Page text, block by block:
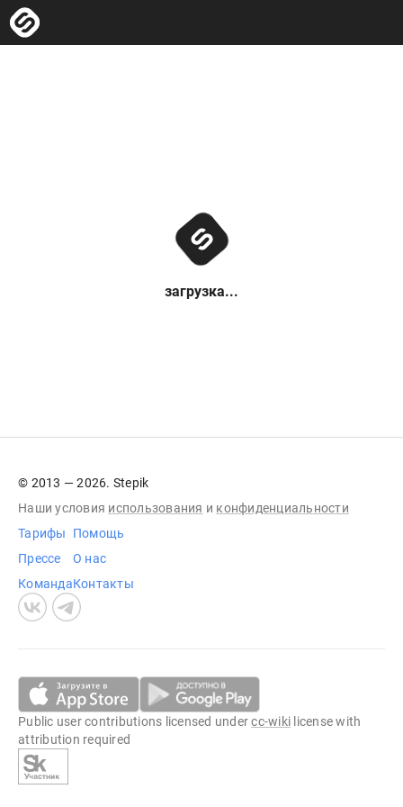
загрузка...
© 2013 — 2026. Stepik
Наши условия использования и конфиденциальности
Тарифы
Прессе
Команда
Помощь
О нас
Контакты
Public user contributions licensed undercc-wiki license with
attribution required